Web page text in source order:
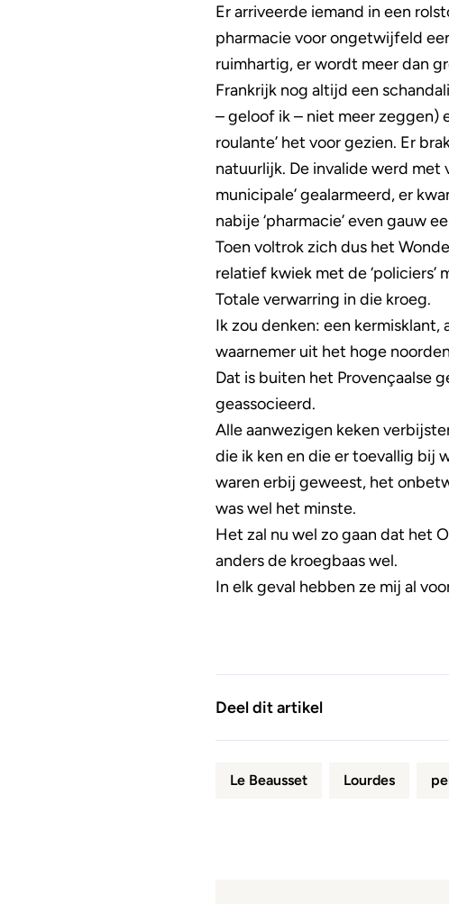
Er arriveerde iemand in een
pharmacie voor ongetwijfeld
ruimhartig, er wordt meer dan
Frankrijk nog altijd een
– geloof ik – niet meer zeggen)
roulante’ het voor gezien. Er
natuurlijk. De invalide werd
municipale’ gealarmeerd, er
nabije ‘pharmacie’ even gauw
Toen voltrok zich dus het
relatief kwiek met de ‘policiers’
Totale verwarring in die kroeg.
Ik zou denken: een
waarnemer uit het hoge
Dat is buiten het Provençaalse
geassocieerd.
Alle aanwezigen keken
die ik ken en die er toevallig bij
waren erbij geweest, het
was wel het minste.
Het zal nu wel zo gaan dat het
anders de kroegbaas wel.
In elk geval hebben ze mij al
Deel dit artikel
Le Beausset Lourdes